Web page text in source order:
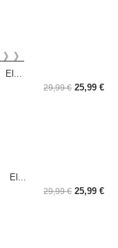
》
El...
29,99 € 25,99 €
El...
29,99 € 25,99 €